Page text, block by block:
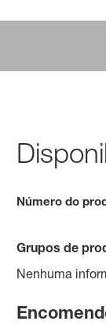
Número do
Grupos de
Nenhuma